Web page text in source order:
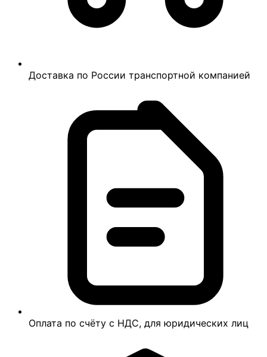
Доставка по России транспортной компанией
Оплата по счёту с НДС, для юридических лиц